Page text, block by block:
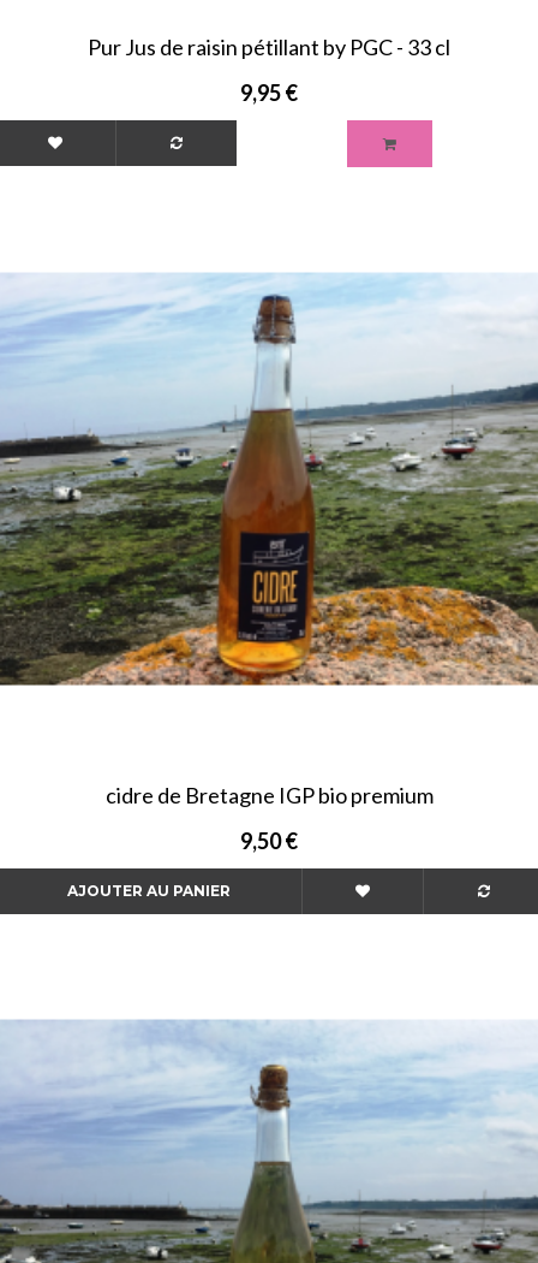
Pur Jus de raisin pétillant by PGC - 33 cl
9,95 €
cidre de Bretagne IGP bio premium
9,50 €
AJOUTER AU PANIER